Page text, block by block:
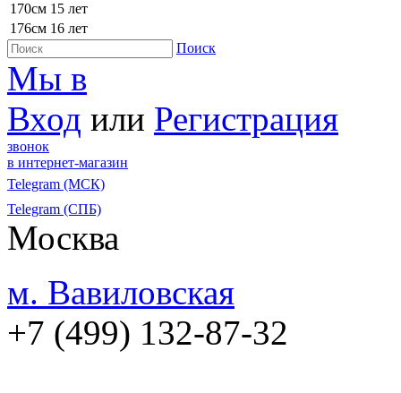
170см 15 лет
176см 16 лет
Поиск
Мы в
Вход или Регистрация
звонок
в интернет-магазин
Telegram (МСК)
Telegram (СПБ)
Москва
м. Вавиловская
+7 (499) 132-87-32